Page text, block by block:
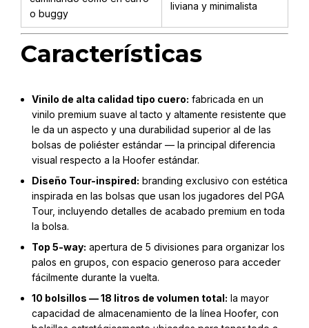
o buggy
liviana y minimalista
Características
Vinilo de alta calidad tipo cuero: fabricada en un
vinilo premium suave al tacto y altamente resistente que
le da un aspecto y una durabilidad superior al de las
bolsas de poliéster estándar — la principal diferencia
visual respecto a la Hoofer estándar.
Diseño Tour-inspired: branding exclusivo con estética
inspirada en las bolsas que usan los jugadores del PGA
Tour, incluyendo detalles de acabado premium en toda
la bolsa.
Top 5-way: apertura de 5 divisiones para organizar los
palos en grupos, con espacio generoso para acceder
fácilmente durante la vuelta.
10 bolsillos — 18 litros de volumen total: la mayor
capacidad de almacenamiento de la línea Hoofer, con